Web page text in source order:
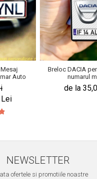
Auto
Breloc DACIA
numarul
de la
NEWSLETTER
ofertele si promotiile noastre